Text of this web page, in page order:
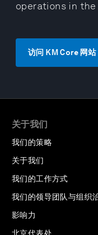
operations in the
访问 KM Core 网站
关于我们
我们的策略
关于我们
我们的工作方式
我们的领导团队与组织
影响力